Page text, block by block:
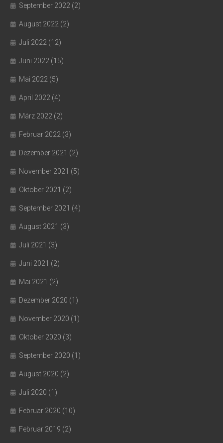
September 2022 (2)
August 2022 (2)
Juli 2022 (12)
Juni 2022 (15)
Mai 2022 (5)
April 2022 (4)
März 2022 (2)
Februar 2022 (3)
Dezember 2021 (2)
November 2021 (5)
Oktober 2021 (2)
September 2021 (4)
August 2021 (3)
Juli 2021 (3)
Juni 2021 (2)
Mai 2021 (2)
Dezember 2020 (1)
November 2020 (1)
Oktober 2020 (3)
September 2020 (1)
August 2020 (2)
Juli 2020 (1)
Februar 2020 (10)
Februar 2019 (2)